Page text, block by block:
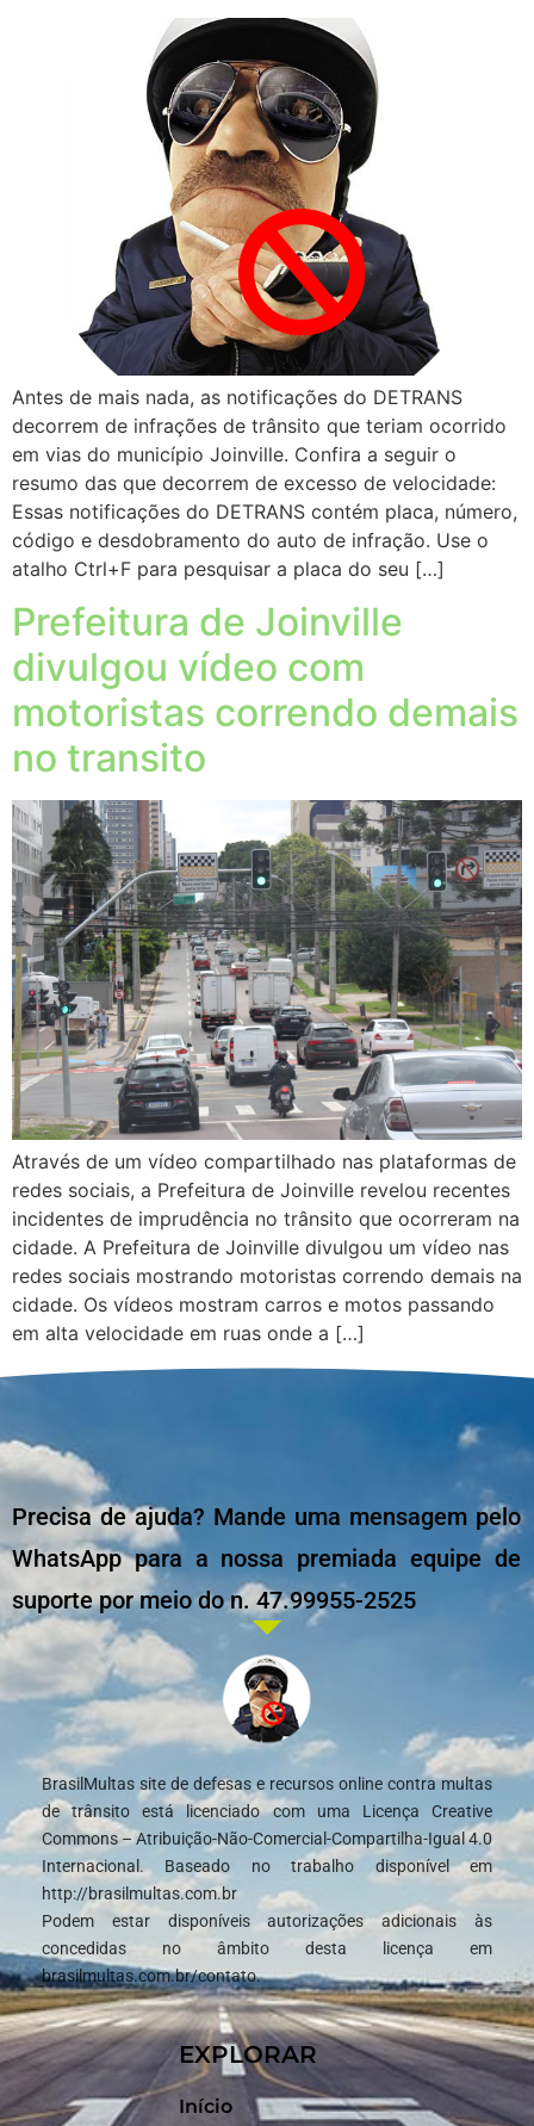
Antes de mais nada, as notificações do DETRANS
decorrem de infrações de trânsito que teriam ocorrido
em vias do município Joinville. Confira a seguir o
resumo das que decorrem de excesso de velocidade:
Essas notificações do DETRANS contém placa, número,
código e desdobramento do auto de infração. Use o
atalho Ctrl+F para pesquisar a placa do seu […]
Prefeitura de Joinville
divulgou vídeo com
motoristas correndo demais
no transito
Através de um vídeo compartilhado nas plataformas de
redes sociais, a Prefeitura de Joinville revelou recentes
incidentes de imprudência no trânsito que ocorreram na
cidade. A Prefeitura de Joinville divulgou um vídeo nas
redes sociais mostrando motoristas correndo demais na
cidade. Os vídeos mostram carros e motos passando
em alta velocidade em ruas onde a […]
Precisa de ajuda? Mande uma mensagem pelo
WhatsApp para a nossa premiada equipe de
suporte por meio do n. 47.99955-2525
BrasilMultas site de defesas e recursos online contra multas
de trânsito está licenciado com uma Licença Creative
Commons – Atribuição-Não-Comercial-Compartilha-Igual 4.0
Internacional. Baseado no trabalho disponível em
http://brasilmultas.com.br
Podem estar disponíveis autorizações adicionais às
concedidas no âmbito desta licença em
brasilmultas.com.br/contato.
EXPLORAR
Início